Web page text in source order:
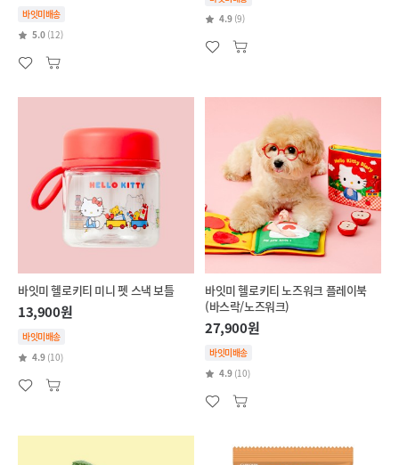
바잇미배송
5.0 (12)
4.9 (9)
바잇미 헬로키티 미니 펫 스낵 보틀
13,900원
바잇미배송
4.9 (10)
바잇미 헬로키티 노즈워크 플레이북
(바스락/노즈워크)
27,900원
바잇미배송
4.9 (10)